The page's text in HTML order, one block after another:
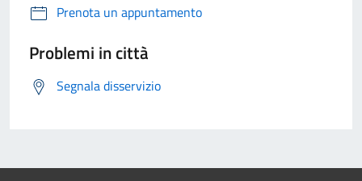
Prenota un appuntamento
Problemi in città
Segnala disservizio